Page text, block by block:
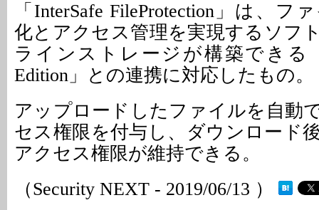
「InterSafe FileProtection」は、フ
化とアクセス管理を実現するソフ
ラインストレージが構築できる「
Edition」との連携に対応したもの。
アップロードしたファイルを自動
セス権限を付与し、ダウンロード
アクセス権限が維持できる。
（Security NEXT - 2019/06/13 ）